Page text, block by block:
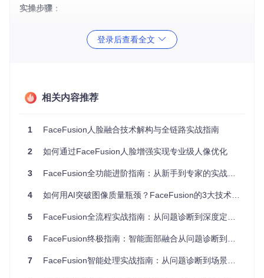
实操步骤 ：
在界面左侧「Processors」面板勾选「face_swapper」和
「face_enhancer」核心功能
调整「FACE SNAPPER WEIGHT」至0.4-0.6，平衡源脸
正面验证：预览窗口中面部轮廓与背景无明显分界线
动态验证：视频序列中无闪烁的边缘伪影
- face_mask_types = box,occlusion
- face_mask_blur = 0.7
- face_snapper_weight = 0.5
登录后查看全文
相关内容推荐
1 FaceFusion人脸融合技术解构与全链路实战指南
2 如何通过FaceFusion人脸增强实现专业级人像优化
3 FaceFusion全功能进阶指南：从新手到专家的实战路径
4 如何用AI突破图像质量瓶颈？FaceFusion的3大技术突破与创作落地指南
5 FaceFusion全流程实战指南：从问题诊断到深度定制的智能图像处理方案
6 FaceFusion终极指南：智能面部融合从问题诊断到专业定制的实战秘籍
7 FaceFusion智能处理实战指南：从问题诊断到场景拓展的完整路径